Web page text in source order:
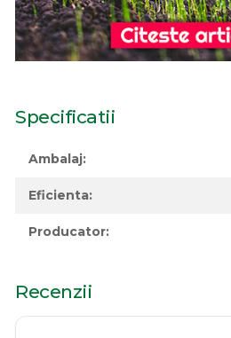
Specificatii
Ambalaj:
Eficienta:
Producator:
Recenzii